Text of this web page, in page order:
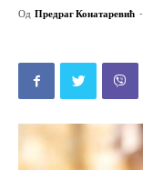
Од Предраг Конатаревић -